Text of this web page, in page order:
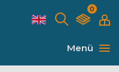
0
Menü